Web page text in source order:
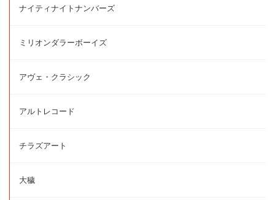
ナイティナイトナンバーズ
ミリオンダラーボーイズ
アヴェ・クラシック
アルトレコード
チラズアート
大穢